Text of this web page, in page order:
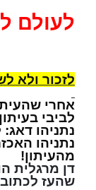
לעולם
לזכור ולא
אחרי
לביבי
נתניהו
נתניהו
מהעיתון!
דן מרגלית
שהעז